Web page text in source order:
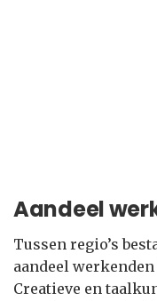
Aandeel
Tussen regio’s
aandeel
Creatieve en